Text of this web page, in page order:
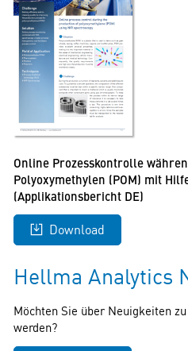
Online Prozesskontrolle
Polyoxymethylen (POM) mit
(Applikationsbericht DE)
Download
Hellma Analytics
Möchten Sie über Neuigkeiten
werden?